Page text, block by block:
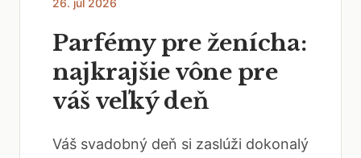
26. júl 2026
Parfémy pre ženícha:
najkrajšie vône pre
váš veľký deň
Váš svadobný deň si zaslúži dokonalý